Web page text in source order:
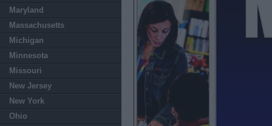
Maryland
Massachusetts
Michigan
Minnesota
Missouri
New Jersey
New York
Ohio